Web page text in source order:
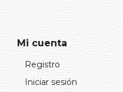
Mi cuenta
Registro
Iniciar sesión